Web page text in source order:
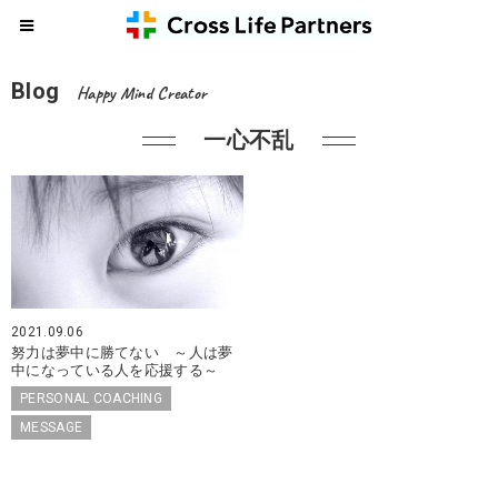
Blog Happy Mind Creator
一心不乱
2021.09.06
努力は夢中に勝てない ～人は夢
中になっている人を応援する～
PERSONAL COACHING
MESSAGE